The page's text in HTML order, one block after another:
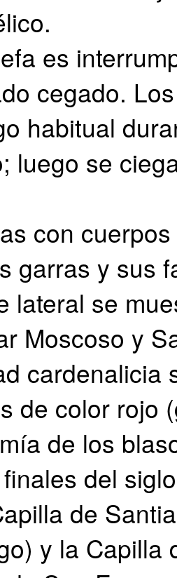
es
cegado.
habitual
luego se
con
garras y sus
lateral se
Moscoso y
cardenalicia
de color rojo
de los
del
de
y la Capilla